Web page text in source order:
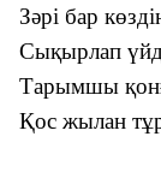
Зәрі бар
Сықырлап
Тарымшы
Қос жылан